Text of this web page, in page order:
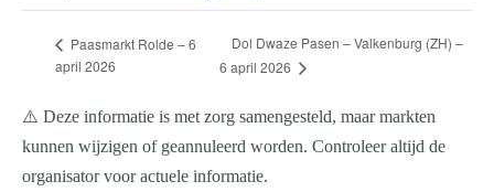
Paasmarkt Rolde – 6
april 2026
Dol Dwaze Pasen – Valkenburg (ZH) –
6 april 2026
⚠️ Deze informatie is met zorg samengesteld, maar markten
kunnen wijzigen of geannuleerd worden. Controleer altijd de
organisator voor actuele informatie.